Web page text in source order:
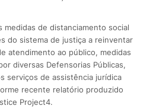
medidas de distanciamento social
do sistema de justiça a reinventar
atendimento ao público, medidas
diversas Defensorias Públicas,
serviços de assistência jurídica
recente relatório produzido
Project4.